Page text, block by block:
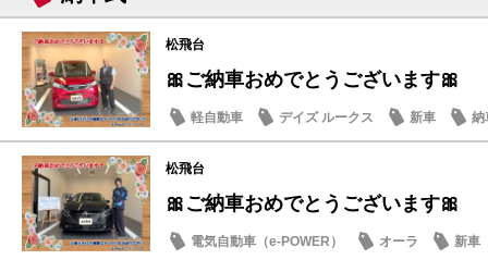
松飛台
🎀ご納車おめでとうございます🎀
軽自動車 デイズ ルークス 新車 納
松飛台
🎀ご納車おめでとうございます🎀
電気自動車（e-POWER） オーラ 新車